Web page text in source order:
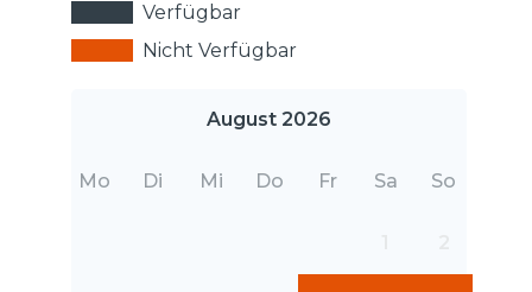
Verfügbar
Nicht Verfügbar
August 2026
Mo Di Mi Do Fr Sa So